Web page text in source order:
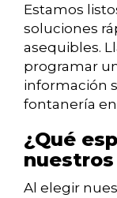
Estamos
soluciones
asequibles.
programar
información
fontanería
¿Qué
Al elegir